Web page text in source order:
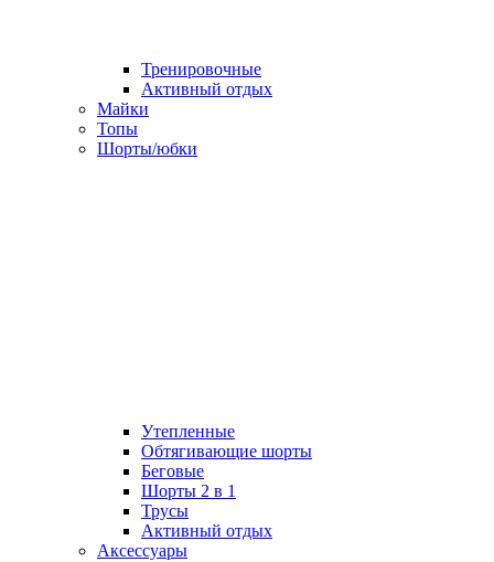
Тренировочные
Активный отдых
Майки
Топы
Шорты/юбки
Утепленные
Обтягивающие шорты
Беговые
Шорты 2 в 1
Трусы
Активный отдых
Аксессуары